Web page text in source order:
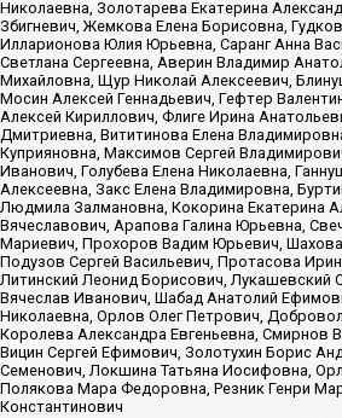
Николаевна, Золотарева Екатерина
Збигневич, Жемкова Елена Борисовна,
Илларионова Юлия Юрьевна, Саранг Анна
Светлана Сергеевна, Аверин Владимир
Михайловна, Щур Николай Алексеевич,
Мосин Алексей Геннадьевич, Гефтер
Алексей Кириллович, Флиге Ирина
Дмитриевна, Вититинова Елена
Куприяновна, Максимов Сергей
Иванович, Голубева Елена Николаевна,
Алексеевна, Закс Елена Владимировна,
Людмила Залмановна, Кокорина Екатерина
Вячеславович, Арапова Галина Юрьевна,
Мариевич, Прохоров Вадим Юрьевич,
Подузов Сергей Васильевич, Протасова
Литинский Леонид Борисович, Лукашевский
Вячеслав Иванович, Шабад Анатолий
Николаевна, Орлов Олег Петрович,
Королева Александра Евгеньевна, Смирнов
Вицин Сергей Ефимович, Золотухин Борис
Семенович, Локшина Татьяна Иосифовна,
Полякова Мара Федоровна, Резник Генри
Константинович